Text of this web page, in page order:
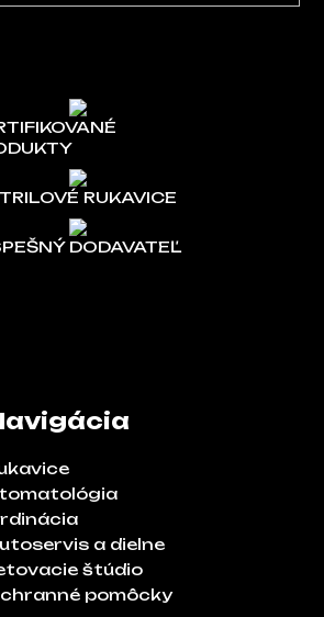
RUKAVICE
DODAVATEĽ
a dielne
štúdio
pomôcky